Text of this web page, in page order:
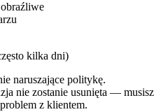
kilka dni)
naruszające politykę.
nie zostanie usunięta — musisz
z klientem.